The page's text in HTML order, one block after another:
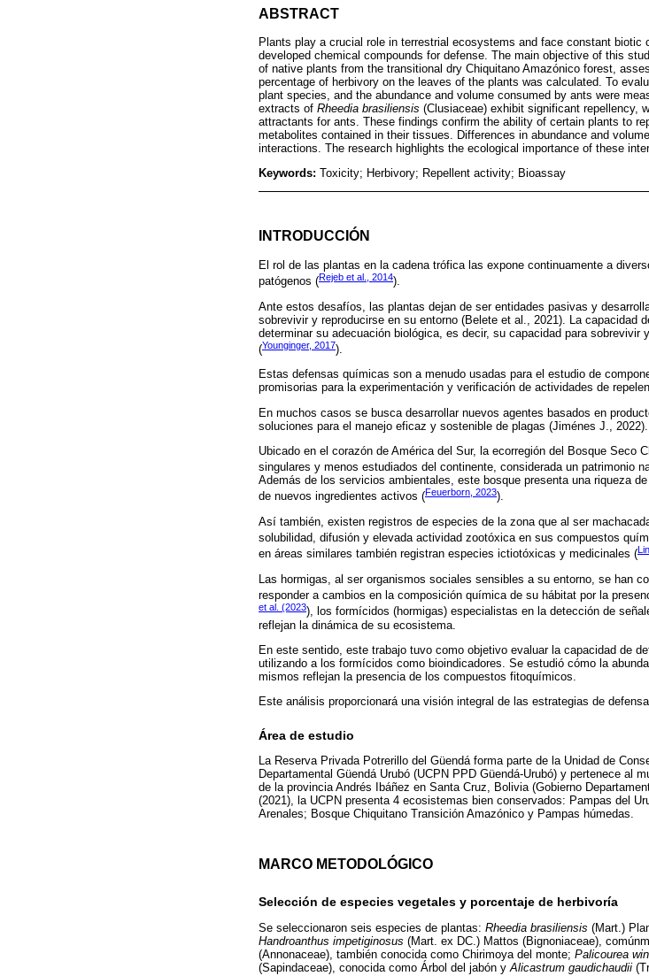
ABSTRACT
Plants play a crucial role in terrestrial ecosystems and face constant
developed chemical compounds for defense. The main objective of this
of native plants from the transitional dry Chiquitano Amazónico forest,
percentage of herbivory on the leaves of the plants was calculated. To
plant species, and the abundance and volume consumed by ants were
extracts of Rheedia brasiliensis (Clusiaceae) exhibit significant repellency,
attractants for ants. These findings confirm the ability of certain plants to
metabolites contained in their tissues. Differences in abundance and
interactions. The research highlights the ecological importance of these
Keywords: Toxicity; Herbivory; Repellent activity; Bioassay
INTRODUCCIÓN
El rol de las plantas en la cadena trófica las expone continuamente a
patógenos (Rejeb et al., 2014).
Ante estos desafíos, las plantas dejan de ser entidades pasivas y
sobrevivir y reproducirse en su entorno (Belete et al., 2021). La capacidad
determinar su adecuación biológica, es decir, su capacidad para
(Younginger, 2017).
Estas defensas químicas son a menudo usadas para el estudio de
promisorias para la experimentación y verificación de actividades de
En muchos casos se busca desarrollar nuevos agentes basados en
soluciones para el manejo eficaz y sostenible de plagas (Jiménes J., 2022).
Ubicado en el corazón de América del Sur, la ecorregión del Bosque Seco
singulares y menos estudiados del continente, considerada un patrimonio
Además de los servicios ambientales, este bosque presenta una riqueza
de nuevos ingredientes activos (Feuerborn, 2023).
Así también, existen registros de especies de la zona que al ser
solubilidad, difusión y elevada actividad zootóxica en sus compuestos
en áreas similares también registran especies ictiotóxicas y medicinales (
Las hormigas, al ser organismos sociales sensibles a su entorno, se han
responder a cambios en la composición química de su hábitat por la
et al. (2023), los formícidos (hormigas) especialistas en la detección de
reflejan la dinámica de su ecosistema.
En este sentido, este trabajo tuvo como objetivo evaluar la capacidad de
utilizando a los formícidos como bioindicadores. Se estudió cómo la
mismos reflejan la presencia de los compuestos fitoquímicos.
Este análisis proporcionará una visión integral de las estrategias de
Área de estudio
La Reserva Privada Potrerillo del Güendá forma parte de la Unidad de
Departamental Güendá Urubó (UCPN PPD Güendá-Urubó) y pertenece al
de la provincia Andrés Ibáñez en Santa Cruz, Bolivia (Gobierno
(2021), la UCPN presenta 4 ecosistemas bien conservados: Pampas del
Arenales; Bosque Chiquitano Transición Amazónico y Pampas húmedas.
MARCO METODOLÓGICO
Selección de especies vegetales y porcentaje de herbivoría
Se seleccionaron seis especies de plantas: Rheedia brasiliensis (Mart.)
Handroanthus impetiginosus (Mart. ex DC.) Mattos (Bignoniaceae),
(Annonaceae), también conocida como Chirimoya del monte; Palicourea
(Sapindaceae), conocida como Árbol del jabón yAlicastrum gaudichaudii